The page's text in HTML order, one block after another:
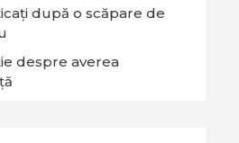
după o scăpare de
despre averea